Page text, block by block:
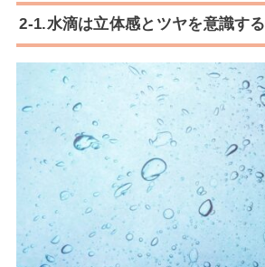
2-1.水滴は立体感とツヤを意識する